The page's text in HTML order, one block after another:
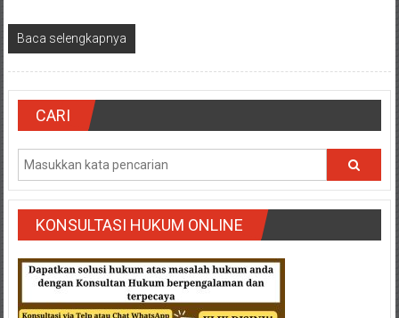
Yogyakarta/Jogja/
kalten/Solo/
Purwakarta,
Sukoharjo/
Semarang/
Batang/Brebes/
Purworejo,
Kebumen/Magelang/Temanggung/Mungkid/Demak/
Batu/
Blitar/Surabaya/Palembang/
Bekasi/Jakarta
selatan/
Jakarta
Utara/
Baca selengkapnya
CARI
KONSULTASI HUKUM ONLINE